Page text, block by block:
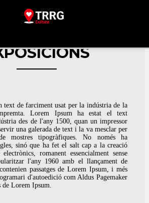
text de farciment usat per la indústria de la
Lorem Ipsum ha estat el text
des de l'any 1500, quan un impressor
una galerada de text i la va mesclar per
mostres tipogràfiques. No només ha
sinó que ha fet el salt cap a la creació
romanent essencialment sense
l'any 1960 amb el llançament de
passatges de Lorem Ipsum, i més
d'autoedició com Aldus Pagemaker
de Lorem Ipsum.